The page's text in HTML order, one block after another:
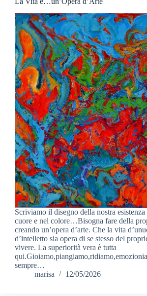
Scriviamo il disegno della nostra
cuore e nel colore…Bisogna fare della
creando un’opera d’arte. Che la vita
d’intelletto sia opera di se stesso del
vivere. La superiorità vera è tutta
sempre…
marisa
12/05/2026